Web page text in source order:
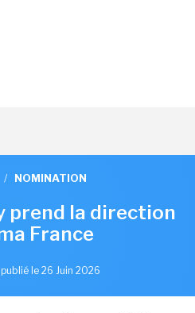
/ NOMINATION
prend la direction
France
publié le 26 Juin 2026